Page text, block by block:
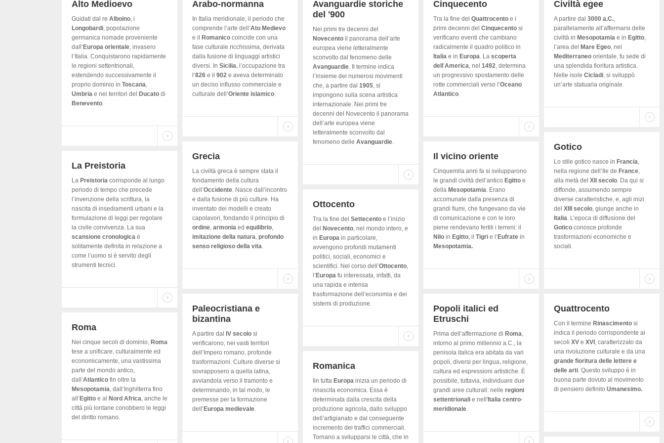
Alto Medioevo
Guidati dal re Alboino, i
Longobardi, popolazione
germanica nomade proveniente
dall’ Europa orientale, invasero
l’Italia. Conquistarono rapidamente
le regioni settentrionali,
estendendo successivamente il
proprio dominio in Toscana,
Umbria e nei territori del Ducato di
Benevento.
Arabo-normanna
In Italia meridionale, il periodo che
comprende l’arte dell’Ato Medievo
e il
Romanico coincide con una
fase culturale ricchissima, derivata
dalla fusione di linguaggi artistici
diversi. In Sicilia, l’occupazione tra
l’826 e il 902 e aveva determinato
un deciso influsso commerciale e
culturale dell’Oriente islamico.
Avanguardie storiche
del '900
Nei primi tre decenni del
Novecento il panorama dell’arte
europea viene letteralmente
sconvolto dal fenomeno delle
Avanguardie. Il termine indica
l’insieme dei numerosi movimenti
che, a partire dal 1905, si
impongono sulla scena artistica
internazionale. Nei primi tre
decenni del Novecento il panorama
dell’arte europea viene
letteralmente sconvolto dal
fenomeno delle Avanguardie.
Cinquecento
Tra la fine del Quattrocento e i
primi decenni del Cinquecento si
verificano eventi che cambiano
radicalmente il quadro politico in
Italia e in Europa. La scoperta
dell ’America, nel 1492, determina
un progressivo spostamento delle
rotte commerciali verso l’Oceano
Atlantico.
Civiltà egee
A partire dal 3000 a.C.,
parallelamente all’affermarsi delle
civiltà in Mesopotamia e in Egitto,
l’area del
Mare Egeo, nel
Mediterraneo orientale, fu sede di
una splendida fioritura artistica.
Nelle isole Cicladi, si sviluppò
un’arte statuaria originale.
Gotico
Lo stile gotico nasce in Francia,
nella regione dell’Ile de France,
alla metà del XII secolo. Da qui si
diffonde, assumendo sempre
diverse caratteristiche, e, agli inizi
del XIII secolo, giunge anche in
Italia. L’epoca di diffusione del
Gotico conosce profonde
trasformazioni economiche e
sociali.
Grecia
La civiltà greca è sempre stata il
fondamento della cultura
dell’Occidente. Nasce dall’incontro
e dalla fusione di più culture. Ha
inventato dei modelli e creato
capolavori, fondando il principio di
ordine, armonia ed equilibrio,
imitazione della natura, profondo
senso religioso della vita.
Il vicino oriente
Cinquemila anni fa si svilupparono
le grandi civiltà dell’antico Egitto e
della Mesopotamia. Erano
accomunate dalla presenza di
grandi fiumi, che fungevano da vie
di comunicazione e con le loro
piene rendevano fertili i terreni: il
Nilo in Egitto, il Tigri e l’ Eufrate in
Mesopotamia.
La Preistoria
La Preistoria corrisponde al lungo
periodo di tempo che precede
l’invenzione della scrittura, la
nascita di insediamenti urbani e la
formulazione di leggi per regolare
la civile convivenza. La sua
scansione cronologica è
solitamente definita in relazione a
come l’uomo si è servito degli
strumenti tecnici.
Ottocento
Tra la fine del Settecento e l’inizio
del
Novecento, nel mondo intero, e
in Europa in particolare,
avvengono profondi mutamenti
politici, sociali, economici e
scientifici. Nel corso dell’Ottocento,
l’ Europa fu interessata, infatti, da
una rapida e intensa
trasformazione dell’economia e dei
sistemi di produzione.
Paleocristiana e
bizantina
A partire dal IV secolo si
verificarono, nei vasti territori
dell’Impero romano, profonde
trasformazioni. Culture diverse si
sovrapposero a quella latina,
avviandola verso il tramonto e
determinando, in tal modo, le
premesse per la formazione
dell’ Europa medievale.
Popoli italici ed
Etruschi
Prima dell’affermazione di Roma,
intorno al primo millennio a.C., la
penisola italica era abitata da vari
popoli, diversi per lingua, religione,
cultura ed espressioni artistiche. È
possibile, tuttavia, individuare due
grandi aree culturali: nelle regioni
settentrionali e nell' Italia centro-
meridionale.
Quattrocento
Con il termine Rinascimento si
indica il periodo corrispondente ai
secoli XV e XVI , caratterizzato da
una rivoluzione culturale e da una
grande fioritura delle lettere e
delle arti. Questo sviluppo è in
buona parte dovuto al movimento
di pensiero definito Umanesimo.
Roma
Nei cinque secoli di dominio, Roma
tese a unificare, culturalmente ed
economicamente, una vastissima
parte del mondo antico,
dall’Atlantico fin oltre la
Mesopotamia, dall’Inghilterra fino
all’ Egitto e al Nord Africa, anche le
città più lontane conobbero le leggi
del diritto romano.
Romanica
Iin tutta Europa inizia un periodo di
rinascita economica. Essa è
determinata dalla crescita della
produzione agricola, dallo sviluppo
dell’artigianato e dal conseguente
incremento dei traffici commerciali.
Tornano a svilupparsi le città, che in